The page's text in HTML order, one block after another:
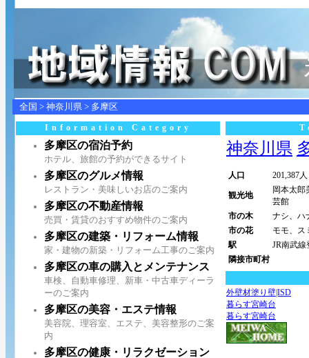
全国 > 神奈川県 > 多摩区
Information Category
多摩区の宿泊予約
ホテル、旅館の予約ができるサイト
多摩区のグルメ情報
レストラン・美味しいお店のご案内
多摩区の不動産情報
売買・賃貸のおすすめ物件のご案内
多摩区の建築・リフォーム情報
家・建物の新築・リフォーム工事のご案内
多摩区の車の購入とメンテナンス
車検、自動車修理、新車・中古車ディーラ
ーのご案内
多摩区の美容・エステ情報
美容院、理容室、エステ、美容整形のご案
内
多摩区の健康・リラクゼーション
神奈川県
人口 201,387人
観光地
岡本太郎
芸館
市の木
ナシ、ハ
市の花
モモ、ス
駅
JR南武
隣接市町村
外壁材塗り壁|ISD
暮らす宮崎台
暮らす宮崎台